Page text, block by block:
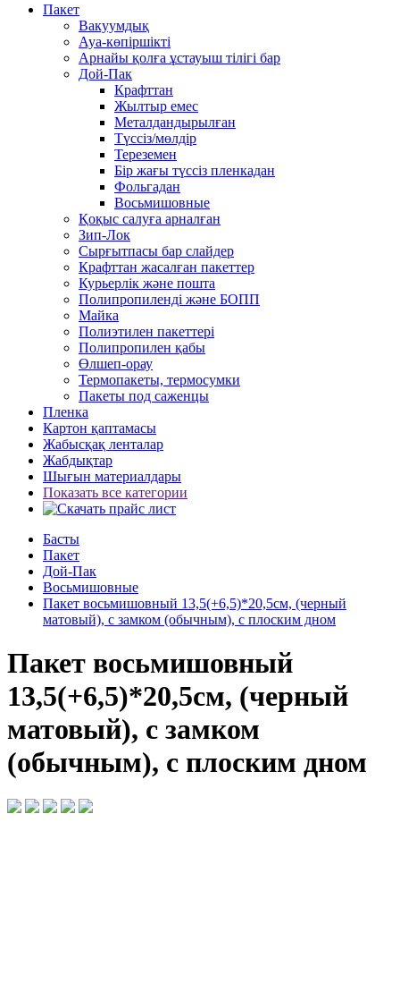
Пакет
Вакуумдық
Ауа-көпіршікті
Арнайы қолға ұстауыш тілігі бар
Дой-Пак
Крафттан
Жылтыр емес
Металдандырылған
Түссіз/мөлдір
Тереземен
Бір жағы түссіз пленкадан
Фольгадан
Восьмишовные
Қоқыс салуға арналған
Зип-Лок
Сырғытпасы бар слайдер
Крафттан жасалған пакеттер
Курьерлік және пошта
Полипропиленді және БОПП
Майка
Полиэтилен пакеттері
Полипропилен қабы
Өлшеп-орау
Термопакеты, термосумки
Пакеты под саженцы
Пленка
Картон қаптамасы
Жабысқақ ленталар
Жабдықтар
Шығын материалдары
Показать все категории
Басты
Пакет
Дой-Пак
Восьмишовные
Пакет восьмишовный 13,5(+6,5)*20,5см, (черный
матовый), с замком (обычным), с плоским дном
Пакет восьмишовный
13,5(+6,5)*20,5см, (черный
матовый), с замком
(обычным), с плоским дном